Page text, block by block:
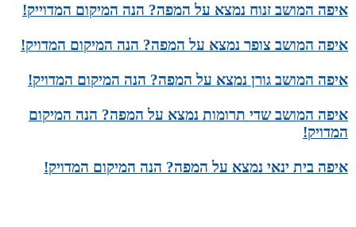
איפה המושב זנוח נמצא על המפה? הנה המיקום המדוייק!
איפה המושב צופר נמצא על המפה? הנה המיקום המדויק!
איפה המושב גורן נמצא על המפה? הנה המיקום המדויק!
איפה המושב שדי תרומות נמצא על המפה? הנה המיקום
המדויק!
איפה בית ינאי נמצא על המפה? הנה המיקום המדויק!